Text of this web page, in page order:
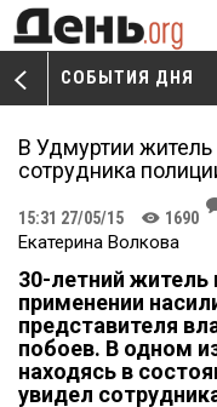
СОБЫТИЯ ДНЯ
W
В Удмуртии
сотрудника
15:31 27/05/15 K 1690
Екатерина Волкова
30-летний
применении
представителя
побоев. В одном
находясь в
увидел